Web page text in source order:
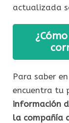
actualizada
Para saber
encuentra tu
información
la compañía